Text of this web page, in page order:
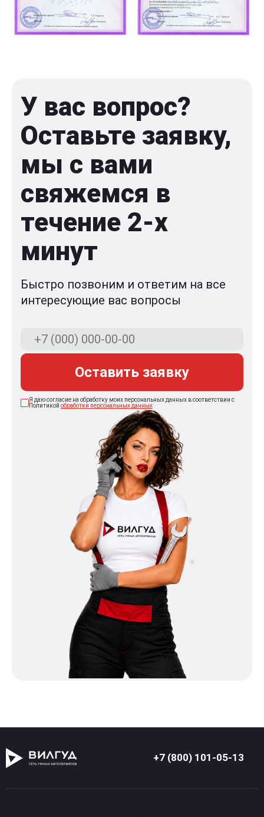
У вас вопрос?
Оставьте заявку,
мы с вами
свяжемся в
течение 2-x
минут
Быстро позвоним и ответим на все
интересующие вас вопросы
Оставить заявку
Я даю согласие на обработку моих персональных данных в соответствии с
Политикой обработки персональных данных
+7 (800) 101-05-13